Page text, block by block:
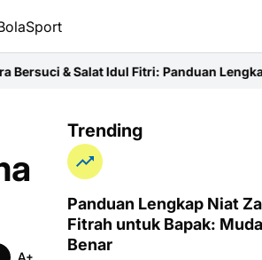
Idul Fitri: Panduan Lengkap UstazNiat
Trending
Panduan Lengkap Niat
Fitrah untuk Bapak:
Benar